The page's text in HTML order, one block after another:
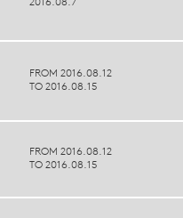
2016.08.7
FROM 2016.08.12
TO 2016.08.15
FROM 2016.08.12
TO 2016.08.15